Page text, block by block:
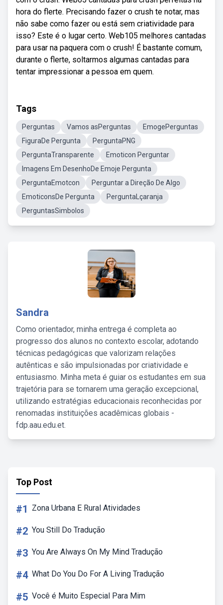
hora do flerte. Precisando fazer o crush te notar, mas
não sabe como fazer ou está sem criatividade para
isso? Este é o lugar certo. Web105 melhores cantadas
para usar na paquera com o crush! É bastante comum,
durante o flerte, soltarmos algumas cantadas para
tentar impressionar a pessoa em quem.
Tags
Perguntas Vamos asPerguntas
EmogePerguntas
FiguraDe Pergunta
PerguntaPNG
PerguntaTransparente
Emoticon Perguntar
Imagens Em DesenhoDe Emoje Pergunta
PerguntaEmotcon
Perguntar a Direção De Algo
EmoticonsDe Pergunta
PerguntaLçaranja
PerguntasSimbolos
Sandra
Como orientador, minha entrega é completa ao
progresso dos alunos no contexto escolar, adotando
técnicas pedagógicas que valorizam relações
autênticas e são impulsionadas por criatividade e
entusiasmo. Minha meta é guiar os estudantes em sua
trajetória para se tornarem uma geração excepcional,
utilizando estratégias educacionais reconhecidas por
renomadas instituições acadêmicas globais -
fdp.aau.edu.et.
Top Post
#1 Zona Urbana E Rural Atividades
#2 You Still Do Tradução
#3 You Are Always On My Mind Tradução
#4 What Do You Do For A Living Tradução
#5 Você é Muito Especial Para Mim